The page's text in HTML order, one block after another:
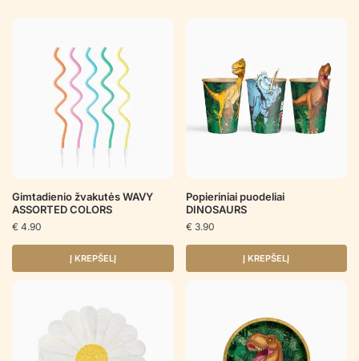
Gimtadienio žvakutės WAVY
ASSORTED COLORS
€ 4.90
Į KREPŠELĮ
Popieriniai puodeliai
DINOSAURS
€ 3.90
Į KREPŠELĮ